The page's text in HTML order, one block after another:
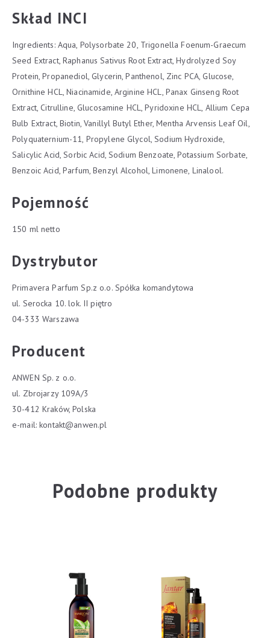
Skład INCI
Ingredients: Aqua, Polysorbate 20, Trigonella Foenum-Graecum
Seed Extract, Raphanus Sativus Root Extract, Hydrolyzed Soy
Protein, Propanediol, Glycerin, Panthenol, Zinc PCA, Glucose,
Ornithine HCL, Niacinamide, Arginine HCL, Panax Ginseng Root
Extract, Citrulline, Glucosamine HCL, Pyridoxine HCL, Allium Cepa
Bulb Extract, Biotin, Vanillyl Butyl Ether, Mentha Arvensis Leaf Oil,
Polyquaternium-11, Propylene Glycol, Sodium Hydroxide,
Salicylic Acid, Sorbic Acid, Sodium Benzoate, Potassium Sorbate,
Benzoic Acid, Parfum, Benzyl Alcohol, Limonene, Linalool.
Pojemność
150 ml netto
Dystrybutor
Primavera Parfum Sp.z o.o. Spółka komandytowa
ul. Serocka 10. lok. II piętro
04-333 Warszawa
Producent
ANWEN Sp. z o.o.
ul. Zbrojarzy 109A/3
30-412 Kraków, Polska
e-mail:kontakt@anwen.pl
Podobne produkty